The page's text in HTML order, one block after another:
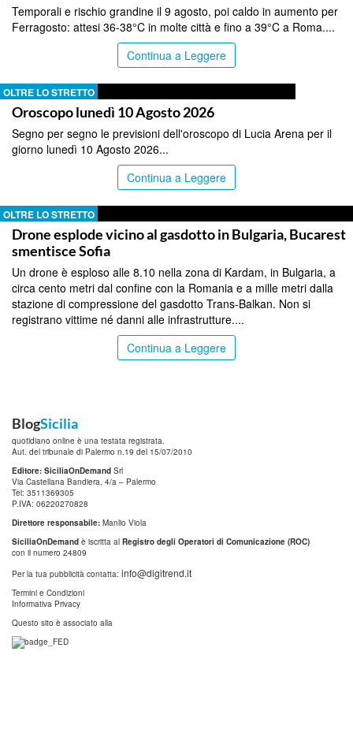
Temporali e rischio grandine il 9 agosto, poi caldo in aumento per
Ferragosto: attesi 36-38°C in molte città e fino a 39°C a Roma....
Continua a Leggere
OLTRE LO STRETTO
Oroscopo lunedì 10 Agosto 2026
Segno per segno le previsioni dell'oroscopo di Lucia Arena per il
giorno lunedì 10 Agosto 2026...
Continua a Leggere
OLTRE LO STRETTO
Drone esplode vicino al gasdotto in Bulgaria, Bucarest
smentisce Sofia
Un drone è esploso alle 8.10 nella zona di Kardam, in Bulgaria, a
circa cento metri dal confine con la Romania e a mille metri dalla
stazione di compressione del gasdotto Trans-Balkan. Non si
registrano vittime né danni alle infrastrutture....
Continua a Leggere
BlogSicilia
quotidiano online è una testata registrata.
Aut. del tribunale di Palermo n.19 del 15/07/2010
Editore: SiciliaOnDemand Srl
Via Castellana Bandiera, 4/a – Palermo
Tel: 3511369305
P.IVA: 06220270828
Direttore responsabile: Manlio Viola
SiciliaOnDemand è iscritta al Registro degli Operatori di Comunicazione (ROC)
con il numero 24809
Per la tua pubblicità contatta: info@digitrend.it
Termini e Condizioni
Informativa Privacy
Questo sito è associato alla